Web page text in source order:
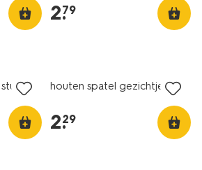
2.
79
houten spatel gezichtje
2.
29